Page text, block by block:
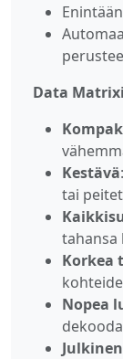
Data
Kestävä
tai
tahansa
Korkea
Nopea